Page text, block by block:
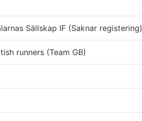
Sällskap IF (Saknar registering)
runners (Team GB)